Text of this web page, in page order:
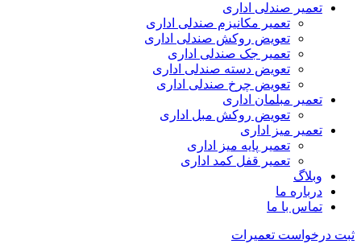
تعمیر صندلی اداری
تعمیر مکانیزم صندلی اداری
تعویض روکش صندلی اداری
تعمیر جک صندلی اداری
تعویض دسته صندلی اداری
تعویض چرخ صندلی اداری
تعمیر مبلمان اداری
تعویض روکش مبل اداری
تعمیر میز اداری
تعمیر پایه میز اداری
تعمیر قفل کمد اداری
وبلاگ
درباره ما
تماس با ما
ثبت درخواست تعمیرات